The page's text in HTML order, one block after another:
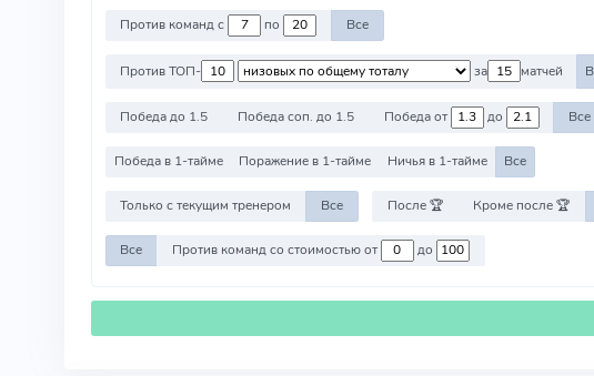
Против команд с по Все
Против ТОП- за матчей
Победа до 1.5 Победа соп. до 1.5 Победа от до Все
Победа в 1-тайме Поражение в 1-тайме Ничья в 1-тайме Все
Только с текущим тренером Все После 🏆 Кроме после 🏆
Все Против команд со стоимостью от до